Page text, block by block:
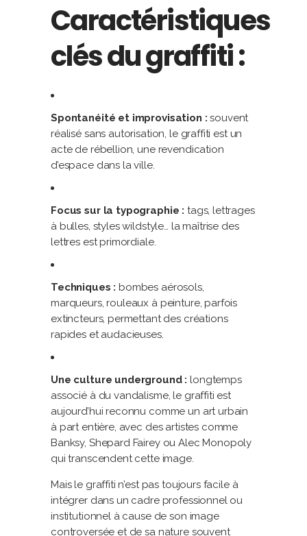
Caractéristiques
clés du graffiti :
Spontanéité et improvisation : souvent
réalisé sans autorisation, le graffiti est un
acte de rébellion, une revendication
d’espace dans la ville.
Focus sur la typographie : tags, lettrages
à bulles, styles wildstyle… la maîtrise des
lettres est primordiale.
Techniques : bombes aérosols,
marqueurs, rouleaux à peinture, parfois
extincteurs, permettant des créations
rapides et audacieuses.
Une culture underground : longtemps
associé à du vandalisme, le graffiti est
aujourd’hui reconnu comme un art urbain
à part entière, avec des artistes comme
Banksy, Shepard Fairey ou Alec Monopoly
qui transcendent cette image.
Mais le graffiti n’est pas toujours facile à
intégrer dans un cadre professionnel ou
institutionnel à cause de son image
controversée et de sa nature souvent